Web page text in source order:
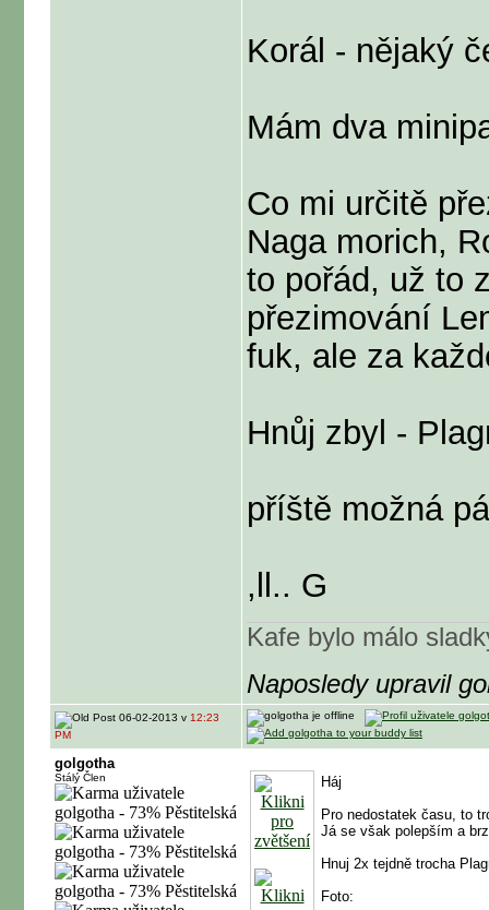
Korál - nějaký
Mám dva
Co mi určitě
Naga morich,
to pořád, už to
přezimování
fuk, ale za
Hnůj zbyl -
příště možná
,ll.. G
Kafe bylo málo
Naposledy upravil
06-02-2013 v 12:23
PM
golgotha
Stálý Člen
Háj
Pro nedostatek času, to
Já se však polepším a
Hnuj 2x tejdně trocha
Foto: